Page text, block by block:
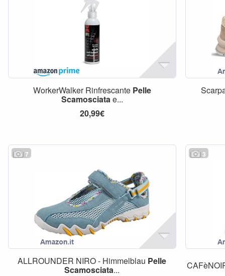
WorkerWalker Rinfrescante Pelle
Scamosciatae...
20,99€
7
ALLROUNDER NIRO - Himmelblau Pelle
Scamosciata...
3